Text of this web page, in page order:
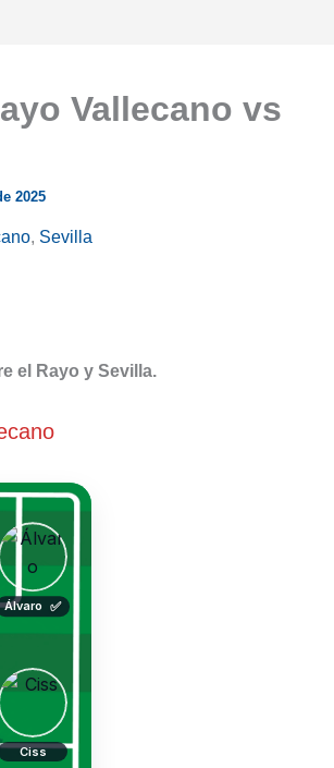
Vallecano vs
2025
, Sevilla
el Rayo y Sevilla.
Ciss
Álvaro ✅